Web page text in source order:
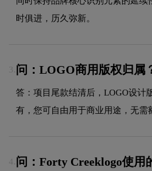
时俱进，历久弥新。
3. 问：LOGO商用版权归属
答：项目尾款结清后，LOGO设计
有，您可自由用于商业用途，无需
4. 问：Forty Creeklogo使用